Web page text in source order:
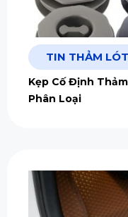
TIN THẢM
Kẹp Cố Định
Phân Loại